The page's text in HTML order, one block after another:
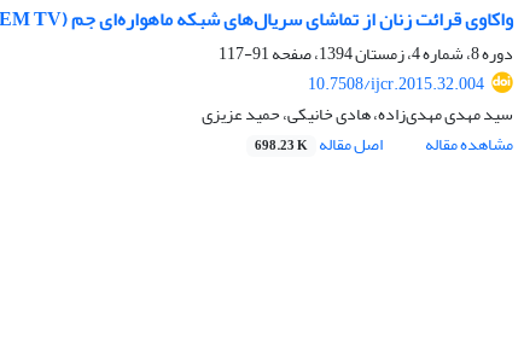
واکاوی قرائت زنان از تماشای سریال‌های شبکه ماهواره‌ای جم (GEM TV)؛ مورد مطالعه: شهر کامیاران
دوره 8، شماره 4، زمستان 1394، صفحه
91-117
10.7508/ijcr.2015.32.004
سید مهدی مهدی‌زاده، هادی خانیکی، حمید عزیزی
مشاهده مقاله
اصل مقاله 698.23 K